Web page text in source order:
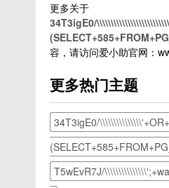
更多关于
34T3igE0/
容，请访问爱小助官网：
更多热门主题
34T3igE0/
T5wEvR7J/